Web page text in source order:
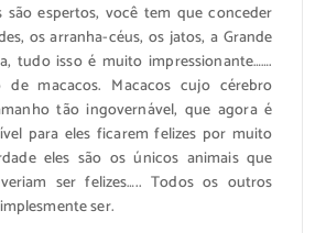
são espertos, você tem que conceder
os arranha-céus, os jatos, a Grande
tudo isso é muito impressionante…….
macacos. Macacos cujo cérebro
tão ingovernável, que agora é
para eles ficarem felizes por muito
eles são os únicos animais que
ser felizes….. Todos os outros
ser.